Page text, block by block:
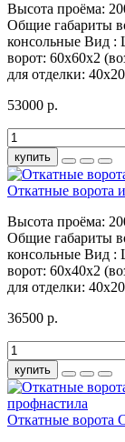
Высота проёма:
Общие габариты
консольные Вид :
ворот: 60х60х2
для отделки:
53000 р.
купить
Откатные ворота
Высота проёма:
Общие габариты
консольные Вид :
ворот: 60х40х2
для отделки:
36500 р.
купить
Откатные ворота